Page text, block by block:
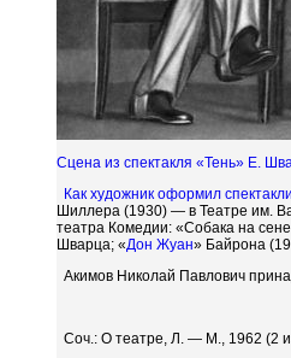
Сцена из спектакля «Тень» Е.
Как художник оформил
Шиллера (1930) — в Театре им.
театра Комедии: «Собака на
Шварца; «Дон Жуан» Байрона
Акимов Николай Павлович
Соч.: О театре, Л. — М., 1962 (2